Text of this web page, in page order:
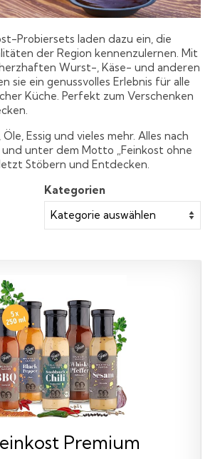
Probiersets laden dazu ein, die
der Region kennenzulernen. Mit
Wurst-, Käse- und anderen
sie ein genussvolles Erlebnis für alle
Küche. Perfekt zum Verschenken
Essig und vieles mehr. Alles nach
unter dem Motto „Feinkost ohne
Stöbern und Entdecken.
Kategorien
Premium